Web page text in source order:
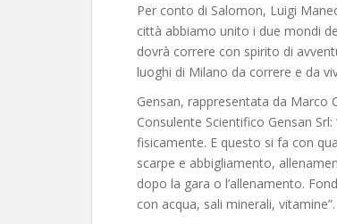
Per conto di Salomon, Luigi
città abbiamo unito i due mondi
dovrà correre con spirito di
luoghi di Milano da correre e da
Gensan, rappresentata da Marco
Consulente Scientifico Gensan
fisicamente. E questo si fa con
scarpe e abbigliamento,
dopo la gara o l’allenamento.
con acqua, sali minerali, vitamine”.